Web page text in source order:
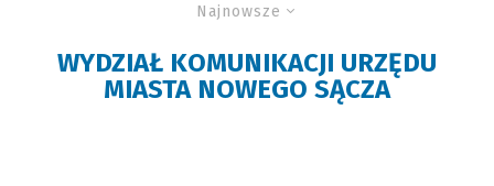
Najnowsze
WYDZIAŁ KOMUNIKACJI URZĘDU
MIASTA NOWEGO SĄCZA